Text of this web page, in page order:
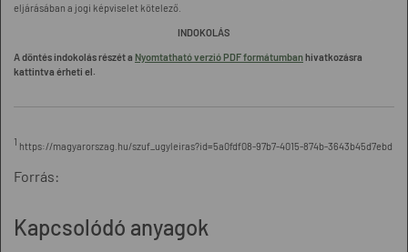
eljárásában a jogi képviselet kötelező.
INDOKOLÁS
A döntés indokolás részét a Nyomtatható verzió PDF formátumbanhivatkozásra
kattintva érheti el.
1 https://magyarorszag.hu/szuf_ugyleiras?id=5a0fdf08-97b7-4015-874b-3643b45d7ebd
Forrás:
Kapcsolódó anyagok